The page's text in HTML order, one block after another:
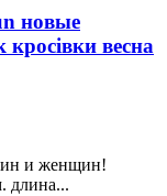
новые
весна
и женщин!
длина...